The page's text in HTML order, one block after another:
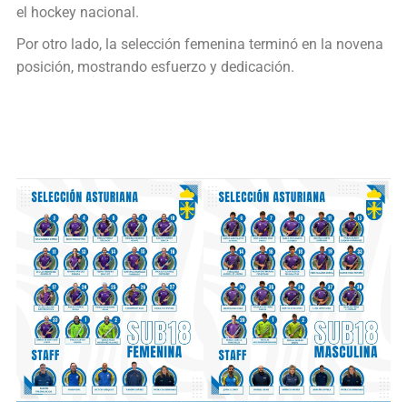
el hockey nacional.
Por otro lado, la selección femenina terminó en la novena
posición, mostrando esfuerzo y dedicación.